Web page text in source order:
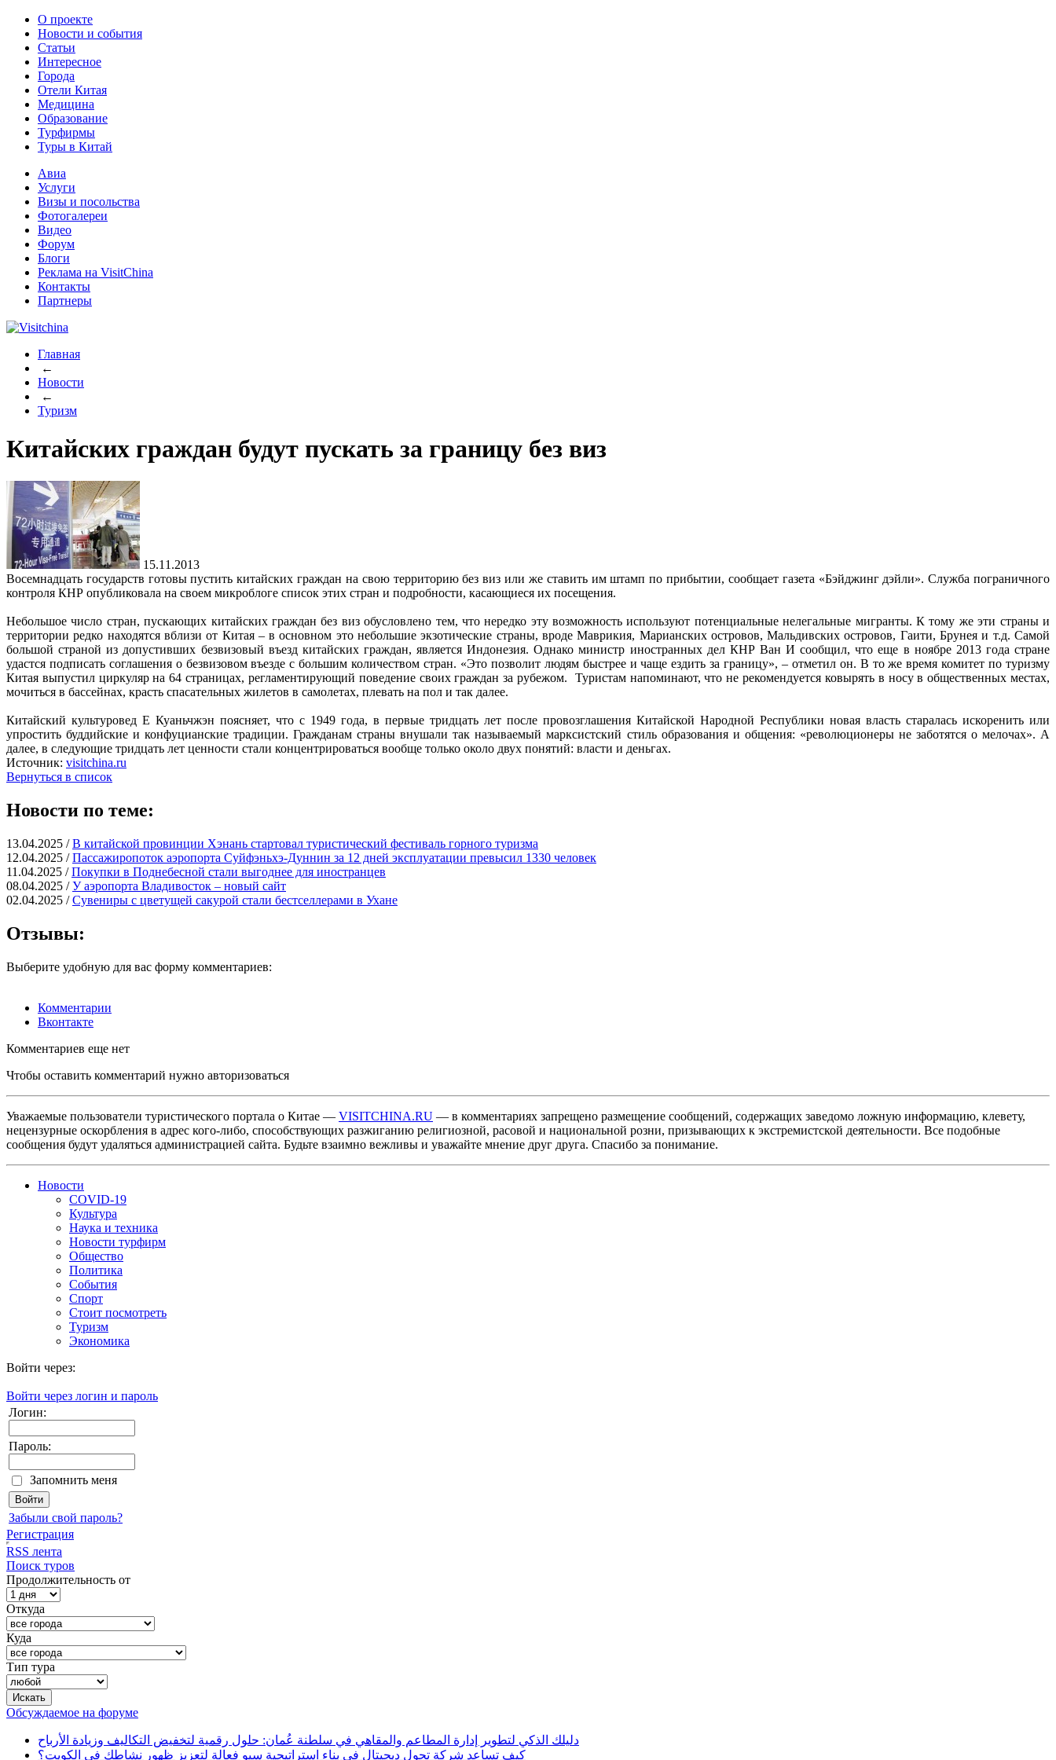
О проекте
Новости и события
Статьи
Интересное
Города
Отели Китая
Медицина
Образование
Турфирмы
Туры в Китай
Авиа
Услуги
Визы и посольства
Фотогалереи
Видео
Форум
Блоги
Реклама на VisitChina
Контакты
Партнеры
Главная
←
Новости
←
Туризм
Китайских граждан будут пускать за границу без виз
15.11.2013
Восемнадцать государств готовы пустить китайских граждан на свою территорию без виз или же ставить им штамп по прибытии, сообщает газета «Бэйджинг дэйли». Служба пограничного
контроля КНР опубликовала на своем микроблоге список этих стран и подробности, касающиеся их посещения.
Небольшое число стран, пускающих китайских граждан без виз обусловлено тем, что нередко эту возможность используют потенциальные нелегальные мигранты. К тому же эти страны и
территории редко находятся вблизи от Китая – в основном это небольшие экзотические страны, вроде Маврикия, Марианских островов, Мальдивских островов, Гаити, Брунея и т.д. Самой
большой страной из допустивших безвизовый въезд китайских граждан, является Индонезия. Однако министр иностранных дел КНР Ван И сообщил, что еще в ноябре 2013 года стране
удастся подписать соглашения о безвизовом въезде с большим количеством стран. «Это позволит людям быстрее и чаще ездить за границу», – отметил он. В то же время комитет по туризму
Китая выпустил циркуляр на 64 страницах, регламентирующий поведение своих граждан за рубежом. Туристам напоминают, что не рекомендуется ковырять в носу в общественных местах,
мочиться в бассейнах, красть спасательных жилетов в самолетах, плевать на пол и так далее.
Китайский культуровед Е Куаньчжэн поясняет, что с 1949 года, в первые тридцать лет после провозглашения Китайской Народной Республики новая власть старалась искоренить или
упростить буддийские и конфуцианские традиции. Гражданам страны внушали так называемый марксистский стиль образования и общения: «революционеры не заботятся о мелочах». А
далее, в следующие тридцать лет ценности стали концентрироваться вообще только около двух понятий: власти и деньгах.
Источник: visitchina.ru
Вернуться в список
Новости по теме:
13.04.2025 /В китайской провинции Хэнань стартовал туристический фестиваль горного туризма
12.04.2025 /Пассажиропоток аэропорта Суйфэньхэ-Дуннин за 12 дней эксплуатации превысил 1330 человек
11.04.2025 /Покупки в Поднебесной стали выгоднее для иностранцев
08.04.2025 /У аэропорта Владивосток – новый сайт
02.04.2025 /Сувениры с цветущей сакурой стали бестселлерами в Ухане
Отзывы:
Выберите удобную для вас форму комментариев:
Комментарии
Вконтакте
Комментариев еще нет
Чтобы оставить комментарий нужно авторизоваться
Уважаемые пользователи туристического портала о Китае — VISITCHINA.RU — в комментариях запрещено размещение сообщений, содержащих заведомо ложную информацию, клевету,
нецензурные оскорбления в адрес кого-либо, способствующих разжиганию религиозной, расовой и национальной розни, призывающих к экстремистской деятельности. Все подобные
сообщения будут удаляться администрацией сайта. Будьте взаимно вежливы и уважайте мнение друг друга. Спасибо за понимание.
Новости
COVID-19
Культура
Наука и техника
Новости турфирм
Общество
Политика
События
Спорт
Стоит посмотреть
Туризм
Экономика
Войти через:
Войти через логин и пароль
Логин:
Пароль:
Запомнить меня
Забыли свой пароль?
Регистрация
RSS лента
Поиск туров
Продолжительность от
Откуда
Куда
Тип тура
Обсуждаемое на форуме
دليلك الذكي لتطوير إدارة المطاعم والمقاهي في سلطنة عُمان: حلول رقمية لتخفيض التكاليف وزيادة الأرباح
كيف تساعد شركة تحول ديجيتال في بناء استراتيجية سيو فعالة لتعزيز ظهور نشاطك في الكويت؟